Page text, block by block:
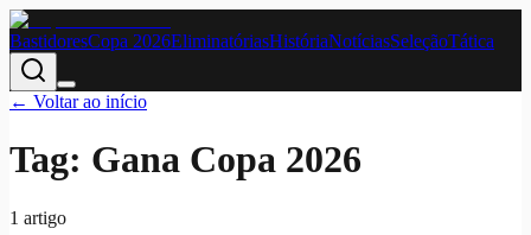
BastidoresCopa 2026EliminatóriasHistóriaNotíciasSeleçãoTática
← Voltar ao início
Tag: Gana Copa 2026
1 artigo